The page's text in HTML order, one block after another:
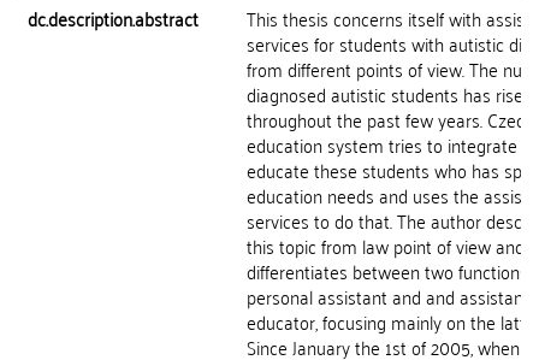
dc.description.abstract
This thesis concerns itself with
services for students with autistic
from different points of view. The
diagnosed autistic students has risen
throughout the past few years. Czech
education system tries to integrate
educate these students who has
education needs and uses the
services to do that. The author
this topic from law point of view and
differentiates between two functions:
personal assistant and and assistant
educator, focusing mainly on the
Since January the 1st of 2005, when